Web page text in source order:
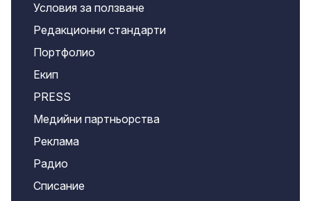
Условия за ползване
Редакционни стандарти
Портфолио
Екип
PRESS
Медийни партньорства
Реклама
Радио
Списание